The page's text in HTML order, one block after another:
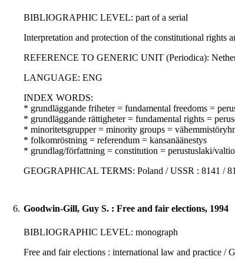
BIBLIOGRAPHIC LEVEL: part of a serial
Interpretation and protection of the constitutional rights
REFERENCE TO GENERIC UNIT (Periodica):
LANGUAGE: ENG
INDEX WORDS:
* grundläggande friheter = fundamental freedoms =
* grundläggande rättigheter = fundamental rights =
* minoritetsgrupper = minority groups =
* folkomröstning = referendum = kansanäänestys
* grundlag/författning = constitution = perustuslaki/
GEOGRAPHICAL TERMS: Poland / USSR : 8141 /
6. Goodwin-Gill, Guy S. : Free and fair elections, 1994
BIBLIOGRAPHIC LEVEL: monograph
Free and fair elections : international law and practice